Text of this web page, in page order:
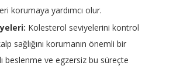
korumaya yardımcı olur.
Kolesterol seviyelerini kontrol
sağlığını korumanın önemli bir
beslenme ve egzersiz bu süreçte